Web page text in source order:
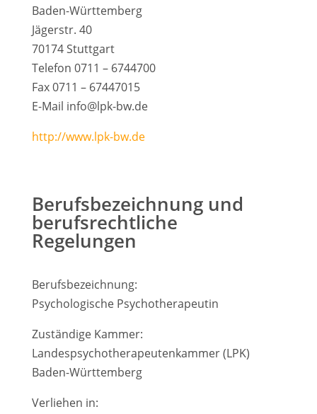
Baden-Württemberg
Jägerstr. 40
70174 Stuttgart
Telefon 0711 – 6744700
Fax 0711 – 67447015
E-Mail info@lpk-bw.de
http://www.lpk-bw.de
Berufsbezeichnung und
berufsrechtliche
Regelungen
Berufsbezeichnung:
Psychologische Psychotherapeutin
Zuständige Kammer:
Landespsychotherapeutenkammer (LPK)
Baden-Württemberg
Verliehen in: